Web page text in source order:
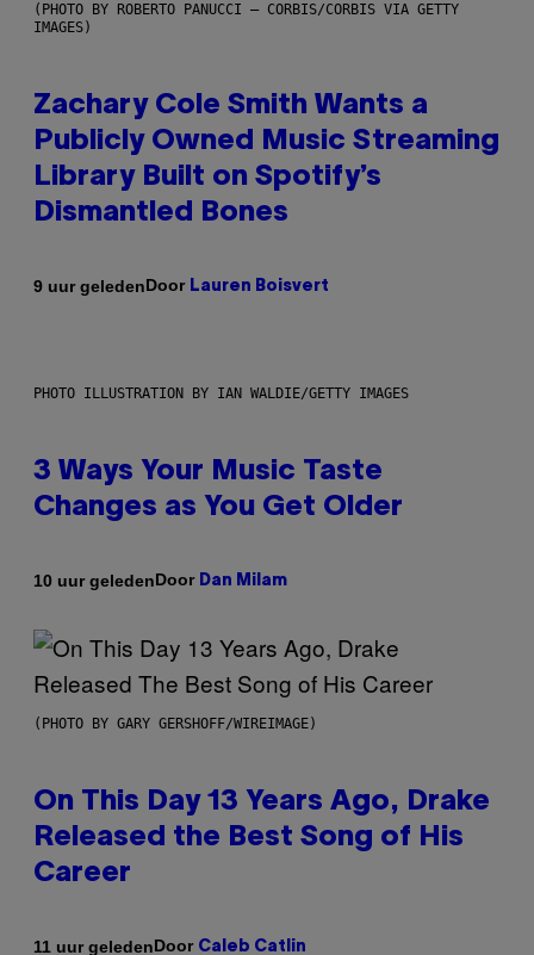
(PHOTO BY ROBERTO PANUCCI – CORBIS/CORBIS VIA GETTY
IMAGES)
Zachary Cole Smith Wants a
Publicly Owned Music Streaming
Library Built on Spotify’s
Dismantled Bones
9 uur geledenDoor Lauren Boisvert
PHOTO ILLUSTRATION BY IAN WALDIE/GETTY IMAGES
3 Ways Your Music Taste
Changes as You Get Older
10 uur geledenDoor Dan Milam
(PHOTO BY GARY GERSHOFF/WIREIMAGE)
On This Day 13 Years Ago, Drake
Released the Best Song of His
Career
11 uur geledenDoor Caleb Catlin